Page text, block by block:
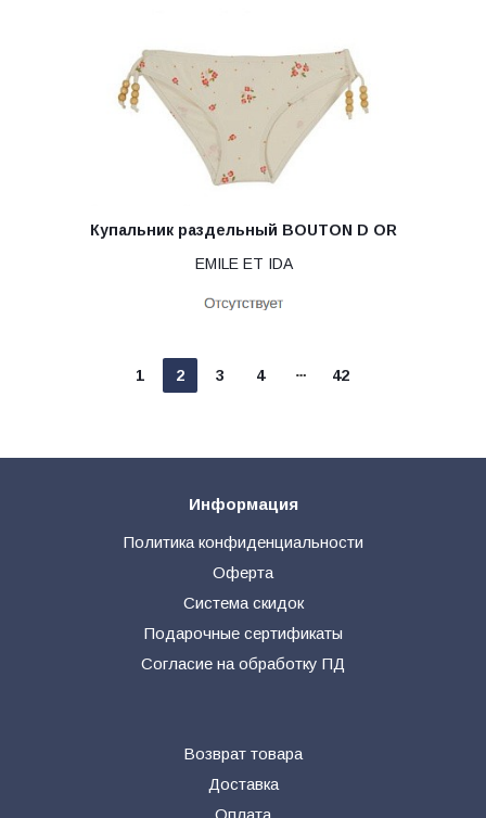
Купальник раздельный BOUTON D OR
EMILE ET IDA
1 2 3 4 42
Информация
Политика конфиденциальности
Оферта
Система скидок
Подарочные сертификаты
Согласие на обработку ПД
Возврат товара
Доставка